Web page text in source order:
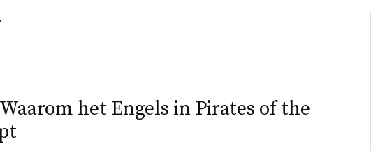
het Engels in Pirates of the